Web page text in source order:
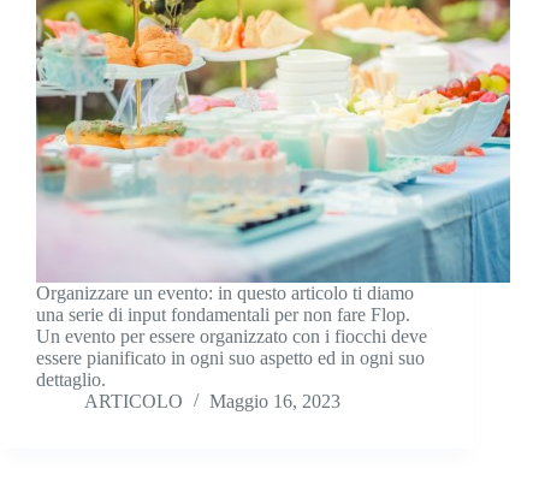
Organizzare un evento: in questo articolo ti diamo
una serie di input fondamentali per non fare Flop.
Un evento per essere organizzato con i fiocchi deve
essere pianificato in ogni suo aspetto ed in ogni suo
dettaglio.
ARTICOLO
Maggio 16, 2023